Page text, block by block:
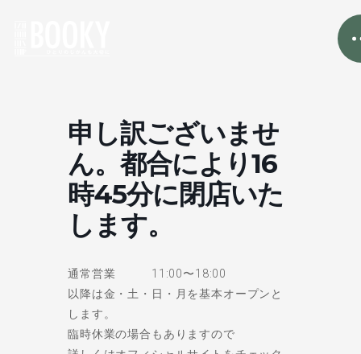
申し訳ございませ
ん。都合により16
時45分に閉店いた
します。
通常営業 11:00〜18:00
以降は金・土・日・月を基本オープンと
します。
臨時休業の場合もありますので